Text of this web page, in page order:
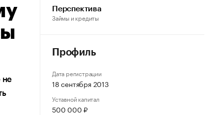
не
Перспектива
Займы и кредиты
Профиль
Дата регистрации
18 сентября 2013
Уставной капитал
500 000 ₽